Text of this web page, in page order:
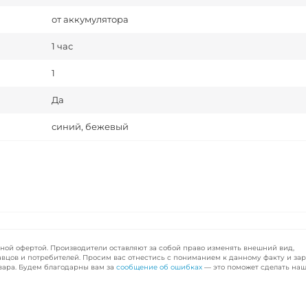
от аккумулятора
1 час
1
Да
синий, бежевый
офертой. Производители оставляют за собой право изменять внешний вид,
и потребителей. Просим вас отнестись с пониманием к данному факту и
Будем благодарны вам за сообщение об ошибках — это поможет сделать